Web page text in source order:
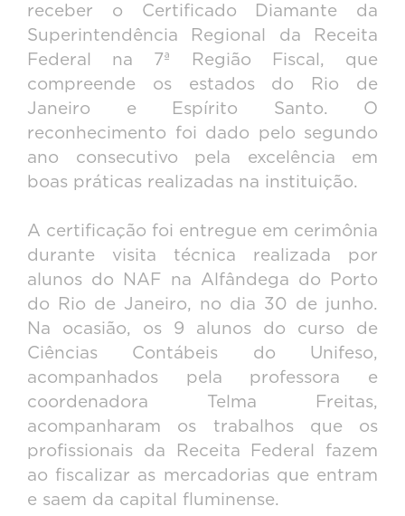
receber o Certificado Diamante da
Superintendência Regional da Receita
Federal na 7ª Região Fiscal, que
compreende os estados do Rio de
Janeiro e Espírito Santo. O
reconhecimento foi dado pelo segundo
ano consecutivo pela excelência em
boas práticas realizadas na instituição.
A certificação foi entregue em cerimônia
durante visita técnica realizada por
alunos do NAF na Alfândega do Porto
do Rio de Janeiro, no dia 30 de junho.
Na ocasião, os 9 alunos do curso de
Ciências Contábeis do Unifeso,
acompanhados pela professora e
coordenadora Telma Freitas,
acompanharam os trabalhos que os
profissionais da Receita Federal fazem
ao fiscalizar as mercadorias que entram
e saem da capital fluminense.